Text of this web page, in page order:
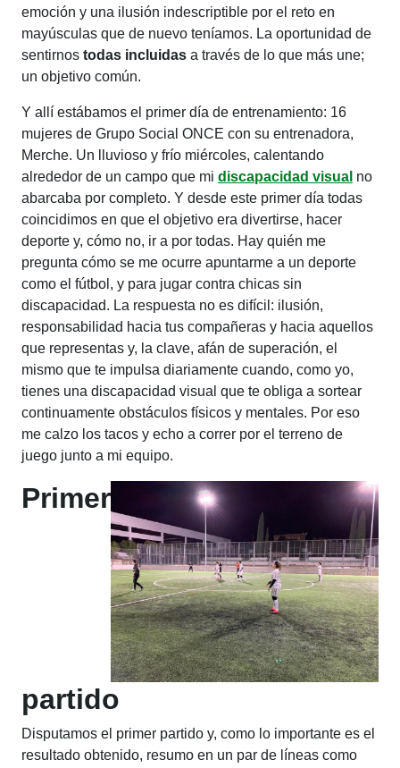
emoción y una ilusión indescriptible por el reto en
mayúsculas que de nuevo teníamos. La oportunidad de
sentirnos todas incluidas a través de lo que más une;
un objetivo común.
Y allí estábamos el primer día de entrenamiento: 16
mujeres de Grupo Social ONCE con su entrenadora,
Merche. Un lluvioso y frío miércoles, calentando
alrededor de un campo que mi discapacidad visual no
abarcaba por completo. Y desde este primer día todas
coincidimos en que el objetivo era divertirse, hacer
deporte y, cómo no, ir a por todas. Hay quién me
pregunta cómo se me ocurre apuntarme a un deporte
como el fútbol, y para jugar contra chicas sin
discapacidad. La respuesta no es difícil: ilusión,
responsabilidad hacia tus compañeras y hacia aquellos
que representas y, la clave, afán de superación, el
mismo que te impulsa diariamente cuando, como yo,
tienes una discapacidad visual que te obliga a sortear
continuamente obstáculos físicos y mentales. Por eso
me calzo los tacos y echo a correr por el terreno de
juego junto a mi equipo.
Primer
partido
Disputamos el primer partido y, como lo importante es el
resultado obtenido, resumo en un par de líneas como